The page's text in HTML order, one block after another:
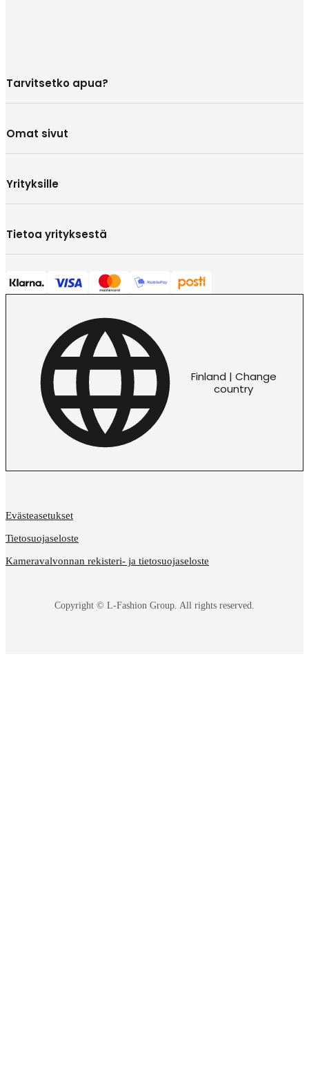
Tarvitsetko apua?
Omat sivut
Yrityksille
Tietoa yrityksestä
Finland | Change
country
Copyright © L-Fashion Group. All rights reserved.
Evästeasetukset
Tietosuojaseloste
Kameravalvonnan rekisteri- ja tietosuojaseloste